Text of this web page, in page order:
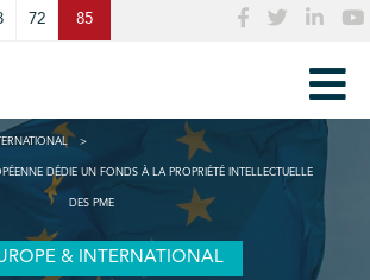
72 85
DÉDIE UN FONDS À LA PROPRIÉTÉ INTELLECTUELLE
DES PME
& INTERNATIONAL
panel